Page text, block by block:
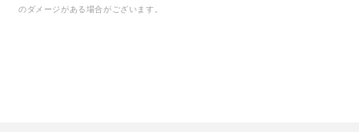
のダメージがある場合がございます。